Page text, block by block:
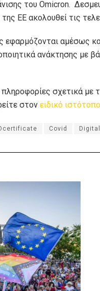
του Omicron.
ΕΕ ακολουθεί τις
εφαρμόζονται αμέσως
ανάκτησης με
σχετικά με
στον ειδικό ιστότοπο
Covid